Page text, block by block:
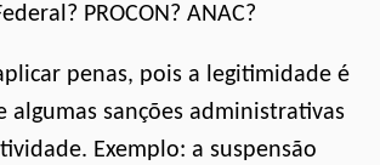
PROCON? ANAC?
penas, pois a legitimidade é
sanções administrativas
Exemplo: a suspensão